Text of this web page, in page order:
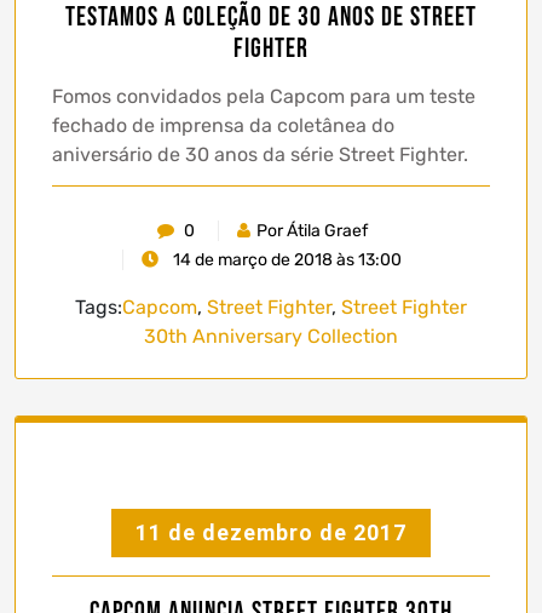
Testamos a coleção de 30 anos de Street
Fighter
Fomos convidados pela Capcom para um teste
fechado de imprensa da coletânea do
aniversário de 30 anos da série Street Fighter.
0
Por Átila Graef
14 de março de 2018 às 13:00
Tags:Capcom, Street Fighter, Street Fighter
30th Anniversary Collection
11 de dezembro de 2017